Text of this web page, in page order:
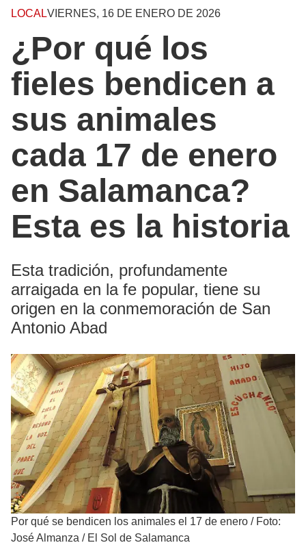
LOCALVIERNES, 16 DE ENERO DE 2026
¿Por qué los
fieles bendicen a
sus animales
cada 17 de enero
en Salamanca?
Esta es la historia
Esta tradición, profundamente
arraigada en la fe popular, tiene su
origen en la conmemoración de San
Antonio Abad
Por qué se bendicen los animales el 17 de enero / Foto:
José Almanza / El Sol de Salamanca